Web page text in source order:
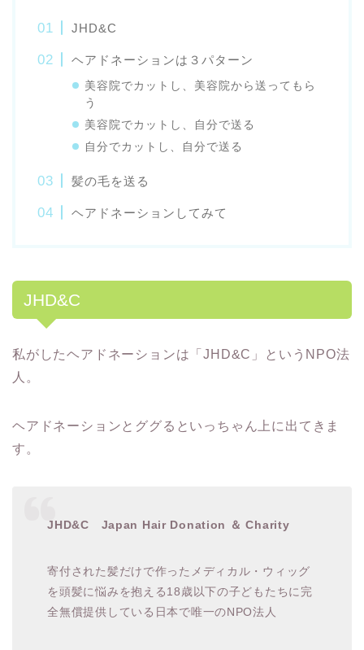
JHD&C
ヘアドネーションは３パターン
美容院でカットし、美容院から送ってもら
う
美容院でカットし、自分で送る
自分でカットし、自分で送る
髪の毛を送る
ヘアドネーションしてみて
JHD&C
私がしたヘアドネーションは「JHD&C」というNPO法
人。
ヘアドネーションとググるといっちゃん上に出てきま
す。
JHD&C Japan Hair Donation ＆ Charity
寄付された髪だけで作ったメディカル・ウィッグ
を頭髪に悩みを抱える18歳以下の子どもたちに完
全無償提供している日本で唯一のNPO法人